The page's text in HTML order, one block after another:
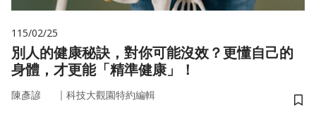
115/02/25
別人的健康秘訣，對你可能沒效？更懂自己的
身體，才更能「精準健康」！
陳彥諺 ｜ 科技大觀園特約編輯
儲